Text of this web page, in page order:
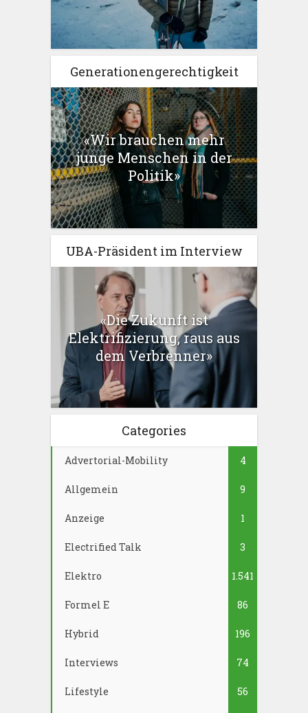
Generationengerechtigkeit
«Wir brauchen mehr
junge Menschen in der
Politik»
UBA-Präsident im Interview
«Die Zukunft ist
Elektrifizierung, raus aus
dem Verbrenner»
Categories
Advertorial-Mobility 4
Allgemein 9
Anzeige 1
Electrified Talk 3
Elektro 1.541
Formel E 86
Hybrid 196
Interviews 74
Lifestyle 56